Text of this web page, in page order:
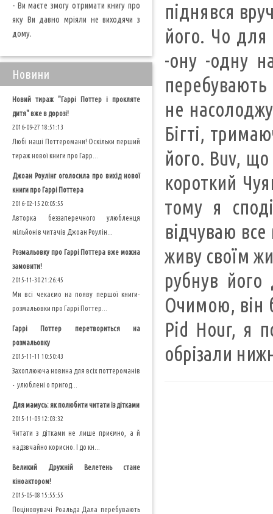
піднявся
його. Чо для
-ону -одну
перебувають
не
Бігті,
його. Buv, що
короткий
тому я
відчуваю все
живу своїм
рубнув його
Очимою, він
Pid Hour, я
обрізали
- Ви маєте змогу отримати книгу про
яку Ви давно мріяли не виходячи з
дому.
Новини
Новий тираж "Гаррі Поттер і прокляте
дитя" вже в дорозі!
2016-09-27 18:51:13
Любі наші Поттеромани! Оскільки перший
тираж нової книги про Гарр...
Джоан Роулінг оголосила про вихід нової
книги про Гаррі Поттера
2016-02-15 20:05:55
Авторка беззаперечного улюбленця
мільйонів читачів Джоан Роулін...
Розмальовку про Гаррі Поттера вже можна
замовити!
2015-11-30 21:26:45
Ми всі чекаємо на появу першої книги-
розмальовки про Гаррі Поттер...
Гаррі Поттер перетвориться на
розмальовку
2015-11-11 10:50:43
Захоплююча новина для всіх поттероманів
- улюблені о пригод...
Для мамусь: як полюбити читати із дітками
2015-11-09 12:03:32
Читати з дітками не лише приємно, а й
надзвчайно корисно. І до кн...
Великий Дружній Велетень стане
кіноактором!
2015-05-08 15:55:55
Поціновувачі Роальда Дала перебувають